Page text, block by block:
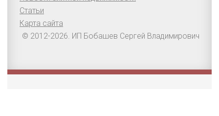
Статьи
Карта сайта
© 2012-2026. ИП Бобашев Сергей Владимирович